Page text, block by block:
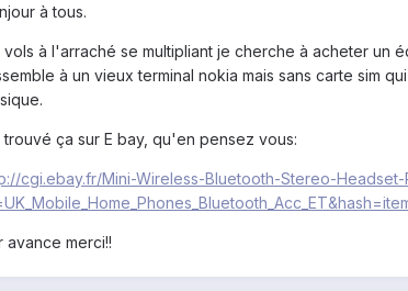
à tous.
vols à l'arraché se multipliant je cherche à acheter un
à un vieux terminal nokia mais sans carte sim
trouvé ça sur E bay, qu'en pensez vous:
cgi.ebay.fr/Mini-Wireless-Bluetooth-Stereo-
avance merci!!